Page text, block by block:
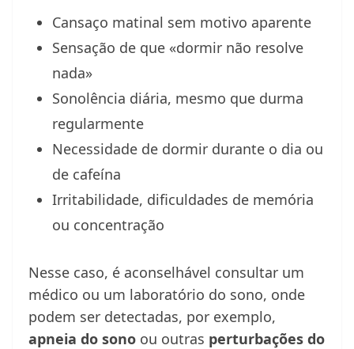
Cansaço matinal sem motivo aparente
Sensação de que «dormir não resolve
nada»
Sonolência diária, mesmo que durma
regularmente
Necessidade de dormir durante o dia ou
de cafeína
Irritabilidade, dificuldades de memória
ou concentração
Nesse caso, é aconselhável consultar um
médico ou um laboratório do sono, onde
podem ser detectadas, por exemplo,
apneia do sono ou outras perturbações do